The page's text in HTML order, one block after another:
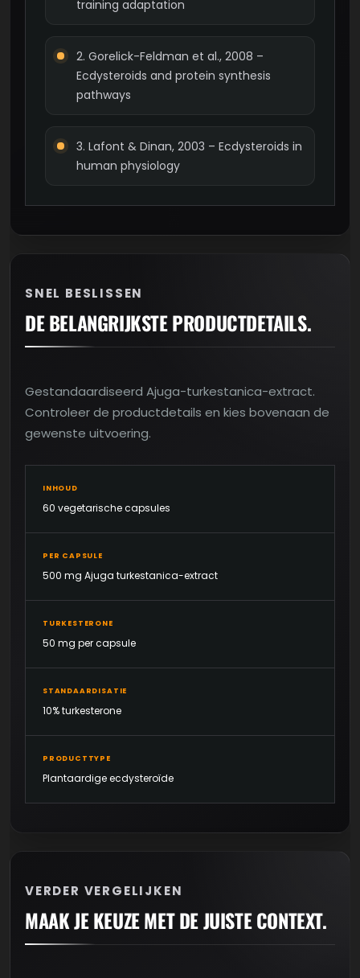
training adaptation
Gorelick-Feldman et al., 2008 –
Ecdysteroids and protein synthesis
pathways
Lafont & Dinan, 2003 – Ecdysteroids in
human physiology
SNEL BESLISSEN
DE BELANGRIJKSTE PRODUCTDETAILS.
Gestandaardiseerd Ajuga-turkestanica-extract.
Controleer de productdetails en kies bovenaan de
gewenste uitvoering.
INHOUD
60 vegetarische capsules
PER CAPSULE
500 mg Ajuga turkestanica-extract
TURKESTERONE
50 mg per capsule
STANDAARDISATIE
10% turkesterone
PRODUCTTYPE
Plantaardige ecdysteroïde
VERDER VERGELIJKEN
MAAK JE KEUZE MET DE JUISTE CONTEXT.